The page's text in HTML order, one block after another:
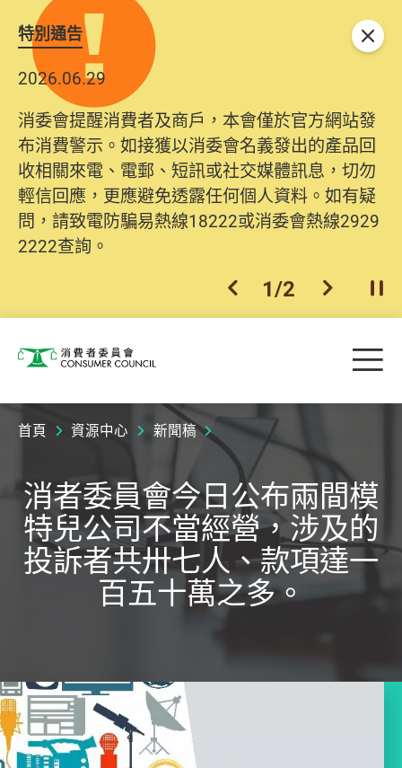
特別通告
2026.06.29
消委會提醒消費者及商戶，本會僅於官方網站發
布消費警示。如接獲以消委會名義發出的產品回
收相關來電、電郵、短訊或社交媒體訊息，切勿
輕信回應，更應避免透露任何個人資料。如有疑
問，請致電防騙易熱線18222或消委會熱線2929
2222查詢。
上一個
1/2 下一個開
關閉
消費者委員會 目
首頁 資源中心 新聞稿
消者委員會今日公布兩間模
特兒公司不當經營，涉及的
投訴者共卅七人、款項達一
百五十萬之多。